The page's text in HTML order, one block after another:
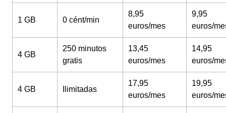
1 GB 0 cént/min
8,95
euros/mes
9,95
euros/
4 GB
250 minutos
gratis
13,45
euros/mes
14,95
euros/
4 GB Ilimitadas
17,95
euros/mes
19,95
euros/